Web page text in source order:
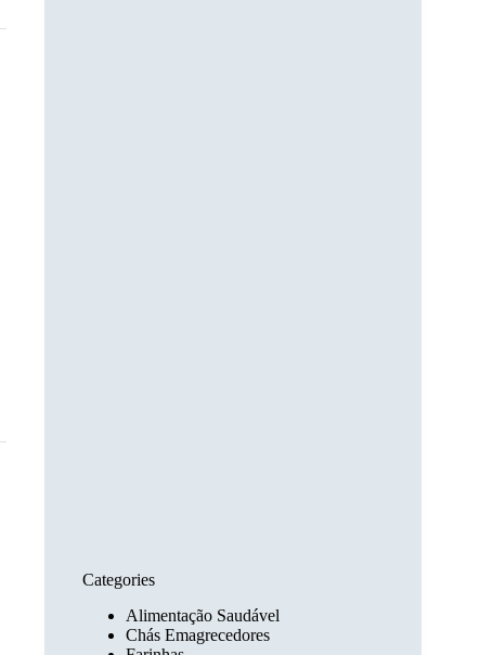
Categories
Alimentação Saudável
Chás Emagrecedores